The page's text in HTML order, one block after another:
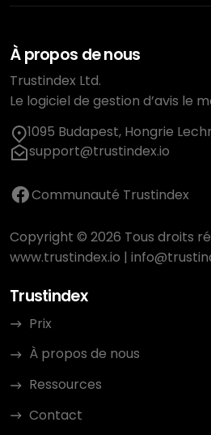
À propos de nous
Trustindex Ltd.
Le logiciel de gestion d’avis le
1095 Budapest, Hongrie
support@trustindex.io
Communauté Trustindex
Copyright © 2026 Tous droits
www.trustindex.io |
Trustindex
Prix
À propos de nous
Ressources
Contact